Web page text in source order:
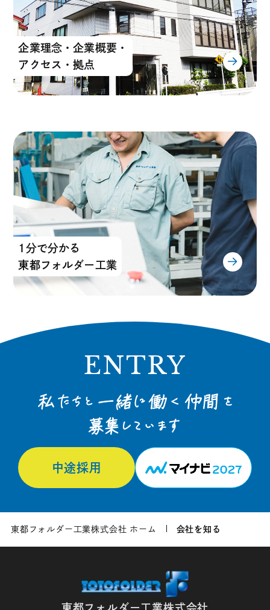
1分で分かる東都フォルダー工業
サービスエンジニア
S.S. サービスエンジニア
S.H. 部品加工
営業
サービスエンジニア
部品加工
企業理念・企業概要・
アクセス・拠点
1分で分かる
東都フォルダー工業
ENTRY
中途採用
東都フォルダー工業株式会社 ホーム 会社を知る
東都フォルダー工業株式会社